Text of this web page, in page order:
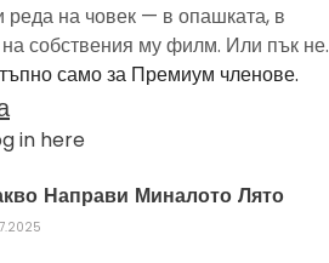
реда на човек — в опашката, в
собствения му филм. Или пък не.
само за Премиум членове.
in here
Направи Миналото Лято